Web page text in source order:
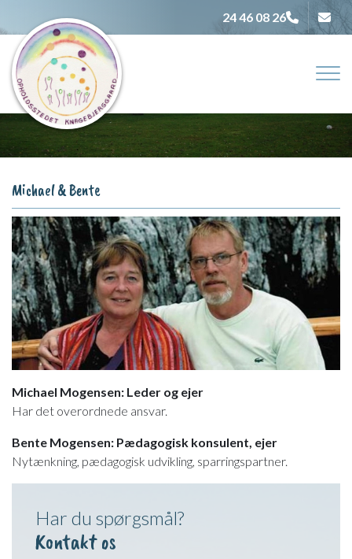
til
hovedindhold
24 46 08 26
Michael & Bente
Michael Mogensen: Leder og ejer
Har det overordnede ansvar.
Bente Mogensen: Pædagogisk konsulent, ejer
Nytænkning, pædagogisk udvikling, sparringspartner.​
Har du spørgsmål?
Kontakt os